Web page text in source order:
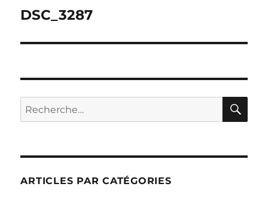
de
DSC_3287
Recherche
pour :
ARTICLES PAR CATÉGORIES